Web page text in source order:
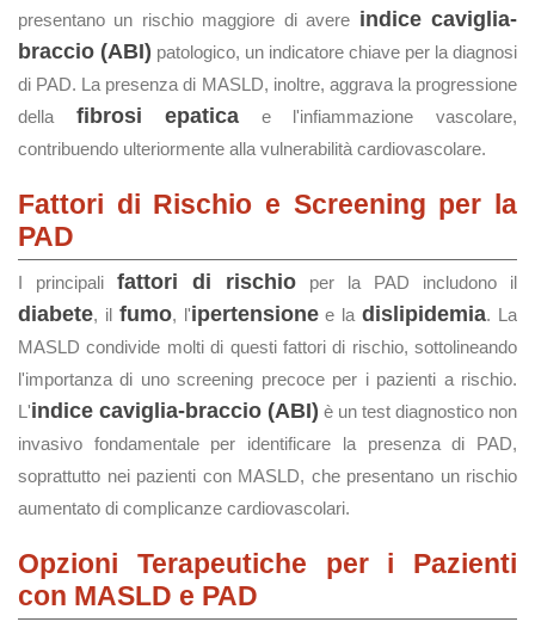
presentano un rischio maggiore di avere indice caviglia-
braccio (ABI) patologico, un indicatore chiave per la diagnosi
di PAD. La presenza di MASLD, inoltre, aggrava la progressione
della fibrosi epatica e l'infiammazione vascolare,
contribuendo ulteriormente alla vulnerabilità cardiovascolare.
Fattori di Rischio e Screening per la
PAD
I principali fattori di rischio per la PAD includono il
diabete, il fumo, l'ipertensionee ladislipidemia. La
MASLD condivide molti di questi fattori di rischio, sottolineando
l'importanza di uno screening precoce per i pazienti a rischio.
L'indice caviglia-braccio (ABI) è un test diagnostico non
invasivo fondamentale per identificare la presenza di PAD,
soprattutto nei pazienti con MASLD, che presentano un rischio
aumentato di complicanze cardiovascolari.
Opzioni Terapeutiche per i Pazienti
con MASLD e PAD